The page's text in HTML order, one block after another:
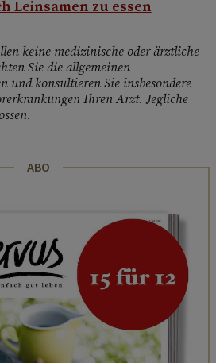
Leinsamen zu essen
keine medizinische oder ärztliche
Sie die allgemeinen
und konsultieren Sie insbesondere
Ihren Arzt. Jegliche
ABO